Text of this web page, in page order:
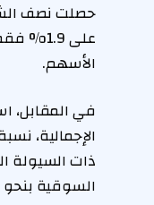
على
الأسهم.
ذات السيولة
السوقية بنحو 7.4 أضعاف.